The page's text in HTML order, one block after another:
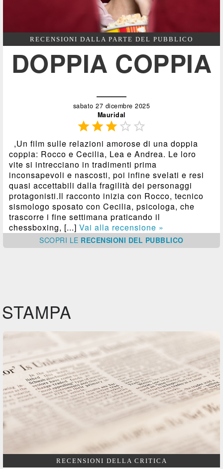
RECENSIONI DALLA PARTE DEL PUBBLICO
DOPPIA COPPIA
sabato 27 dicembre 2025
Mauridal
 
,Un film sulle relazioni amorose di una doppia
coppia: Rocco e Cecilia, Lea e Andrea. Le loro
vite si intrecciano in tradimenti prima
inconsapevoli e nascosti, poi infine svelati e resi
quasi accettabili dalla fragilità dei personaggi
protagonisti.Il racconto inizia con Rocco, tecnico
sismologo sposato con Cecilia, psicologa, che
trascorre i fine settimana praticando il
chessboxing, [...]Vai alla recensione »
SCOPRI LE RECENSIONI DEL PUBBLICO
STAMPA
RECENSIONI DELLA CRITICA